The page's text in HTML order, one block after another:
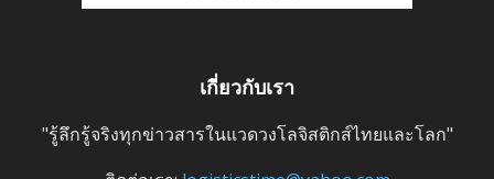
เกี่ยวกับเรา
"รู้ลึกรู้จริงทุกข่าวสารในแวดวงโลจิสติกส์ไทยและโลก"